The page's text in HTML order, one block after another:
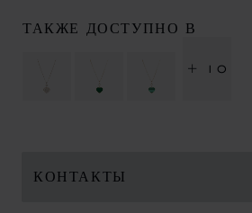
ТАКЖЕ ДОСТУПНО В
+ 10
КОНТАКТЫ